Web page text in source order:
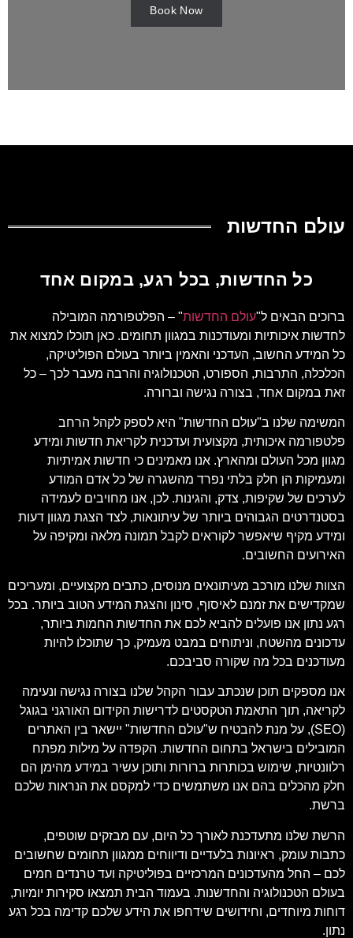
Book Now
עולם החדשות
כל החדשות, בכל רגע, במקום אחד
ברוכים הבאים ל"עולם החדשות" – הפלטפורמה המובילה
לחדשות איכותיות ומעודכנות במגוון תחומים. כאן תוכלו למצוא את
כל המידע החשוב, העדכני והאמין ביותר בעולם הפוליטיקה,
הכלכלה, התרבות, הספורט, הטכנולוגיה והרבה מעבר לכך – כל
זאת במקום אחד, בצורה נגישה וברורה.
המשימה שלנו ב"עולם החדשות" היא לספק לקהל הרחב
פלטפורמה איכותית, מקצועית ועדכנית לקריאת חדשות ומידע
מגוון מכל העולם ומהארץ. אנו מאמינים כי חדשות אמיתיות
ומעמיקות הן חלק בלתי נפרד מהשגרה של כל אדם המודע
לערכים של שקיפות, צדק, והגינות. לכן, אנו מחויבים לעמידה
בסטנדרטים הגבוהים ביותר של עיתונאות, לצד הצגת מגוון דעות
ומידע מקיף שיאפשר לקוראים לקבל תמונה מלאה ומקיפה על
האירועים החשובים.
הצוות שלנו מורכב מעיתונאים מנוסים, כתבים מקצועיים, ומעריכים
שמקדישים את זמנם לאיסוף, סינון והצגת המידע הטוב ביותר. בכל
רגע נתון אנו פועלים להביא לכם את החדשות החמות ביותר,
עדכונים מהשטח, וניתוחים במבט מעמיק, כך שתוכלו להיות
מעודכנים בכל מה שקורה סביבכם.
אנו מספקים תוכן שנכתב עבור הקהל שלנו בצורה נגישה ונעימה
לקריאה, תוך התאמת הטקסטים לדרישות הקידום האורגני בגוגל
(SEO), על מנת להבטיח ש"עולם החדשות" יישאר בין האתרים
המובילים בישראל בתחום החדשות. הקפדה על מילות מפתח
רלוונטיות, שימוש בכותרות ברורות ותוכן עשיר במידע מהימן הם
חלק מהכלים בהם אנו משתמשים כדי למקסם את הנראות שלכם
ברשת.
הרשת שלנו מתעדכנת לאורך כל היום, עם מבזקים שוטפים,
כתבות עומק, ראיונות בלעדיים ודיווחים ממגוון תחומים שחשובים
לכם – החל מהעדכונים המרכזיים בפוליטיקה ועד טרנדים חמים
בעולם הטכנולוגיה והחדשנות. בעמוד הבית תמצאו סקירות יומיות,
דוחות מיוחדים, וחידושים שידחפו את הידע שלכם קדימה בכל רגע
נתון.